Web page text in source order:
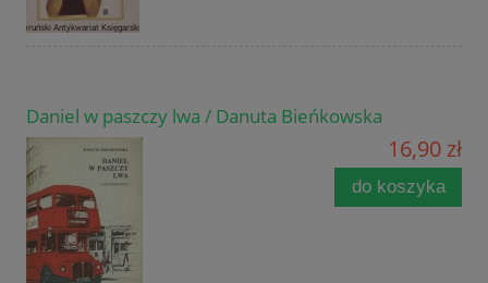
Daniel w paszczy lwa / Danuta Bieńkowska
16,90 zł
do koszyka